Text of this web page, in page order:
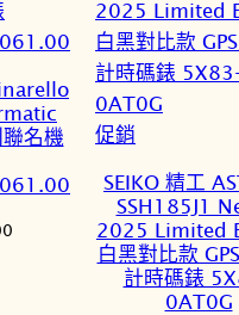
序
名機
促銷
商
品
SEIKO 精工
SSH185J1
2025 Limited
白黑對比款
計時碼錶
0AT0G